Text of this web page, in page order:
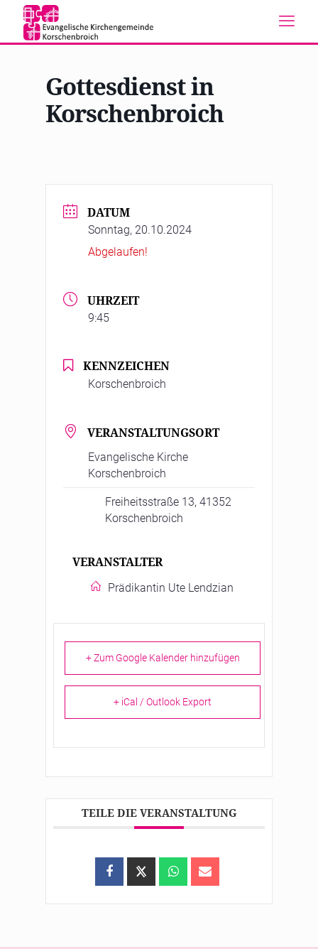
Gottesdienst in
Korschenbroich
DATUM
Sonntag, 20.10.2024
Abgelaufen!
UHRZEIT
9:45
KENNZEICHEN
Korschenbroich
VERANSTALTUNGSORT
Evangelische Kirche
Korschenbroich
Freiheitsstraße 13, 41352
Korschenbroich
VERANSTALTER
Prädikantin Ute Lendzian
+ Zum Google Kalender hinzufügen
+ iCal / Outlook Export
TEILE DIE VERANSTALTUNG